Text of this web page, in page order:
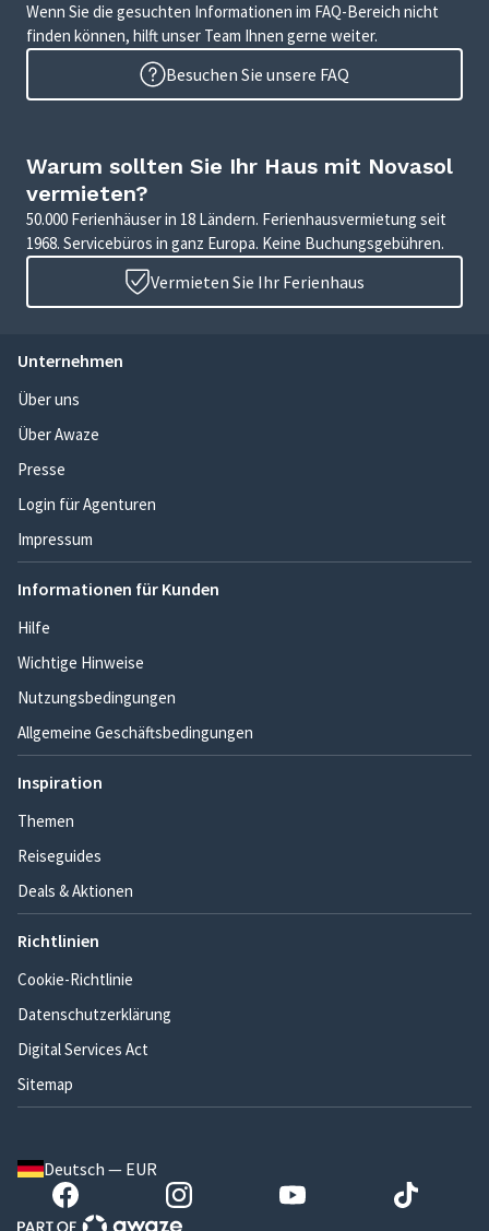
Wenn Sie die gesuchten Informationen im FAQ-Bereich nicht
finden können, hilft unser Team Ihnen gerne weiter.
Besuchen Sie unsere FAQ
Warum sollten Sie Ihr Haus mit Novasol
vermieten?
50.000 Ferienhäuser in 18 Ländern. Ferienhausvermietung seit
1968. Servicebüros in ganz Europa. Keine Buchungsgebühren.
Vermieten Sie Ihr Ferienhaus
Unternehmen
Über uns
Über Awaze
Presse
Login für Agenturen
Impressum
Informationen für Kunden
Hilfe
Wichtige Hinweise
Nutzungsbedingungen
Allgemeine Geschäftsbedingungen
Inspiration
Themen
Reiseguides
Deals & Aktionen
Richtlinien
Cookie-Richtlinie
Datenschutzerklärung
Digital Services Act
Sitemap
Deutsch — EUR